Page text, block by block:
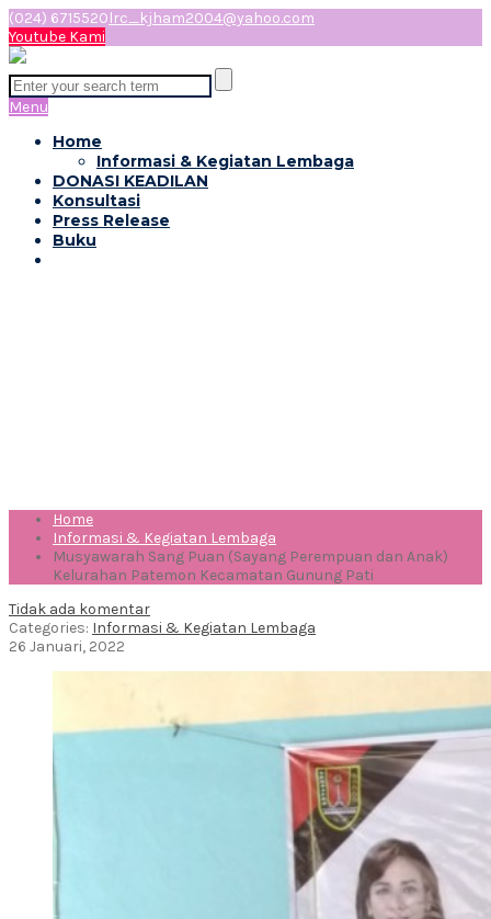
(024) 6715520lrc_kjham2004@yahoo.com
Youtube Kami
Menu
Home
Informasi & Kegiatan Lembaga
DONASI KEADILAN
Konsultasi
Press Release
Buku
Home
Informasi & Kegiatan Lembaga
Musyawarah Sang Puan (Sayang Perempuan dan Anak)
Kelurahan Patemon Kecamatan Gunung Pati
Tidak ada komentar
Categories: Informasi & Kegiatan Lembaga
26 Januari, 2022